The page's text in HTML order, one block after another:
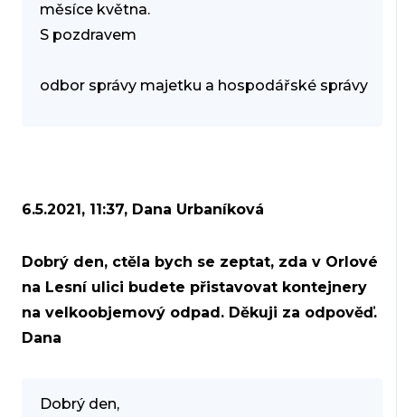
měsíce května.
S pozdravem
odbor správy majetku a hospodářské správy
6.5.2021, 11:37, Dana Urbaníková
Dobrý den, ctěla bych se zeptat, zda v Orlové
na Lesní ulici budete přistavovat kontejnery
na velkoobjemový odpad. Děkuji za odpověď.
Dana
Dobrý den,